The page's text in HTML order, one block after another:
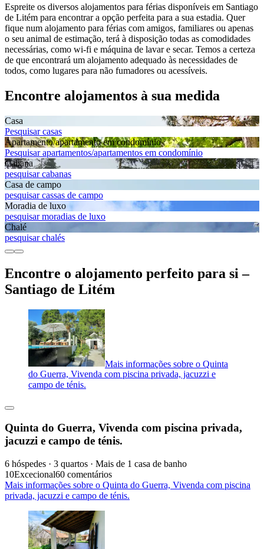
Espreite os diversos alojamentos para férias disponíveis em Santiago
de Litém para encontrar a opção perfeita para a sua estadia. Quer
fique num alojamento para férias com amigos, familiares ou apenas
o seu animal de estimação, terá à disposição todas as comodidades
necessárias, como wi-fi e máquina de lavar e secar. Temos a certeza
de que encontrará um alojamento adequado às necessidades de
todos, como lugares para não fumadores ou acessíveis.
Encontre alojamentos à sua medida
Casa
Pesquisar casas
Apartamento/apartamento em condomínio
Pesquisar apartamentos/apartamentos em condomínio
Cabana
pesquisar cabanas
Casa de campo
pesquisar cassas de campo
Moradia de luxo
pesquisar moradias de luxo
Chalé
pesquisar chalés
Encontre o alojamento perfeito para si –
Santiago de Litém
Mais informações sobre o Quinta
do Guerra, Vivenda com piscina privada, jacuzzi e
campo de ténis.
Quinta do Guerra, Vivenda com piscina privada,
jacuzzi e campo de ténis.
6 hóspedes · 3 quartos · Mais de 1 casa de banho
10Excecional60 comentários
Mais informações sobre o Quinta do Guerra, Vivenda com piscina
privada, jacuzzi e campo de ténis.